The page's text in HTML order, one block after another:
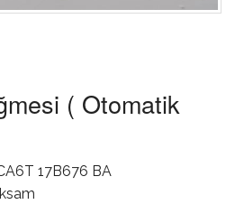
( Otomatik
17B676 BA